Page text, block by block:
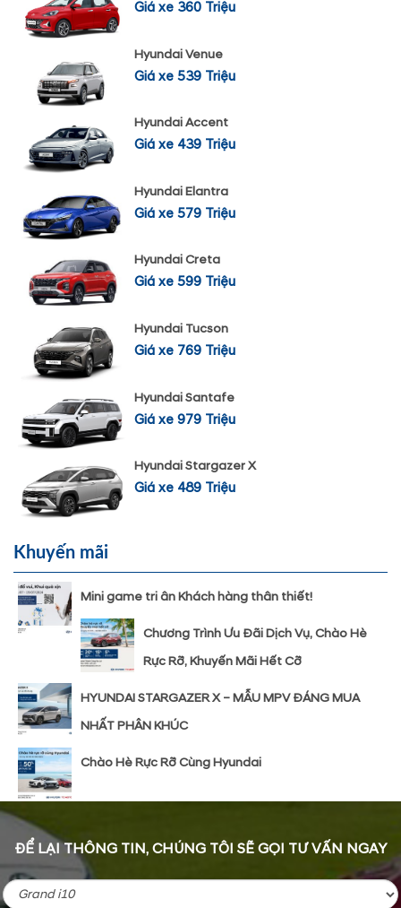
Giá xe 360 Triệu
Hyundai Venue
Giá xe 539 Triệu
Hyundai Accent
Giá xe 439 Triệu
Hyundai Elantra
Giá xe 579 Triệu
Hyundai Creta
Giá xe 599 Triệu
Hyundai Tucson
Giá xe 769 Triệu
Hyundai Santafe
Giá xe 979 Triệu
Hyundai Stargazer X
Giá xe 489 Triệu
Khuyến mãi
Mini game tri ân Khách hàng thân thiết!
Chương Trình Ưu Đãi Dịch Vụ, Chào Hè
Rực Rỡ, Khuyến Mãi Hết Cỡ
HYUNDAI STARGAZER X – MẪU MPV ĐÁNG MUA
NHẤT PHÂN KHÚC
Chào Hè Rực Rỡ Cùng Hyundai
ĐỂ LẠI THÔNG TIN, CHÚNG TÔI SẼ GỌI TƯ VẤN NGAY